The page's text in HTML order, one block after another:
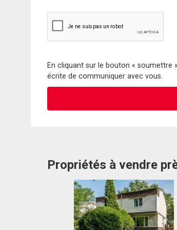
En cliquant sur le bouton «
écrite de communiquer avec vous.
Propriétés à vendre